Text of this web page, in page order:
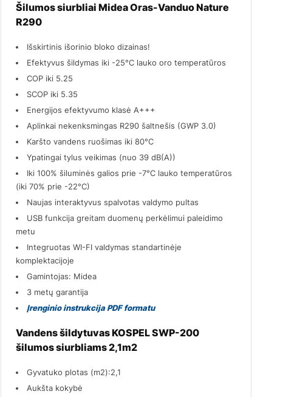
Šilumos siurbliai Midea Oras-Vanduo Nature
R290
Išskirtinis išorinio bloko dizainas!
Efektyvus šildymas iki -25°C lauko oro temperatūros
COP iki 5.25
SCOP iki 5.35
Energijos efektyvumo klasė A+++
Aplinkai nekenksmingas R290 šaltnešis (GWP 3.0)
Karšto vandens ruošimas iki 80°C
Ypatingai tylus veikimas (nuo 39 dB(A))
Iki 100% šiluminės galios prie -7°C lauko temperatūros
(iki 70% prie -22°C)
Naujas interaktyvus spalvotas valdymo pultas
USB funkcija greitam duomenų perkėlimui paleidimo
metu
Integruotas WI-FI valdymas standartinėje
komplektacijoje
Gamintojas: Midea
3 metų garantija
Įrenginio instrukcija PDF formatu
Vandens šildytuvas KOSPEL SWP-200
šilumos siurbliams 2,1m2
Gyvatuko plotas (m2):2,1
Aukšta kokybė